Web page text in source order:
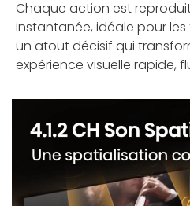
Chaque action est
instantanée, idéale pour les
un atout décisif qui
expérience visuelle rapide,